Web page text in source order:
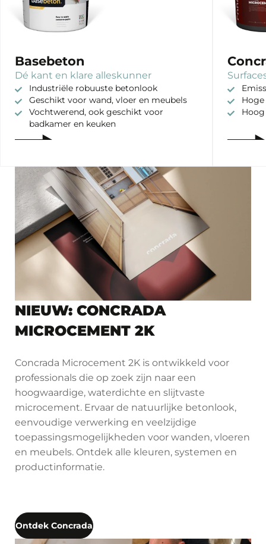
Basebeton
Dé kant en klare alleskunner
Industriële robuuste betonlook
Geschikt voor wand, vloer en meubels
Vochtwerend, ook geschikt voor
badkamer en keuken
NIEUW: CONCRADA
MICROCEMENT 2K
Concrada Microcement 2K is ontwikkeld voor
professionals die op zoek zijn naar een
hoogwaardige, waterdichte en slijtvaste
microcement. Ervaar de natuurlijke betonlook,
eenvoudige verwerking en veelzijdige
toepassingsmogelijkheden voor wanden, vloeren
en meubels. Ontdek alle kleuren, systemen en
productinformatie.
Ontdek Concrada